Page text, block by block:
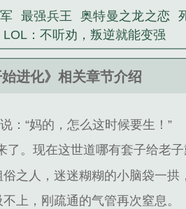
最强兵王 奥特曼之龙之恋
LOL：不听劝，叛逆就能变强
进化》相关章节介绍
：“妈的，怎么这时候要生！”
了。现在这世道哪有套子给老
之人，迷迷糊糊的小脑袋一拱
上，刚疏通的气管再次窒息。